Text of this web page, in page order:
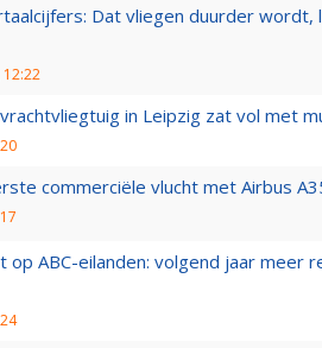
Dat vliegen duurder
12:22
in Leipzig zat vol met
commerciële vlucht met Airbus
op ABC-eilanden: volgend jaar meer